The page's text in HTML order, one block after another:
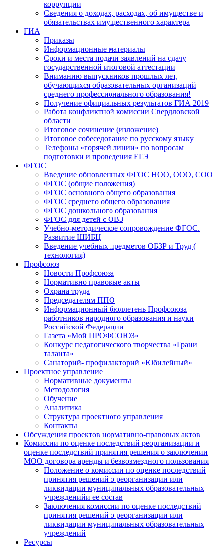
коррупции
Сведения о доходах, расходах, об имуществе и
обязательствах имущественного характера
ГИА
Приказы
Информационные материалы
Сроки и места подачи заявлений на сдачу
государственной итоговой аттестации
Вниманию выпускников прошлых лет,
обучающихся образовательных организаций
среднего профессионального образования!
Получение официальных результатов ГИА 2019
Работа конфликтной комиссии Свердловской
области
Итоговое сочинение (изложение)
Итоговое собеседование по русскому языку
Телефоны «горячей линии» по вопросам
подготовки и проведения ЕГЭ
ФГОС
Введение обновленных ФГОС НОО, ООО, СОО
ФГОС (общие положения)
ФГОС основного общего образования
ФГОС среднего общего образования
ФГОС дошкольного образования
ФГОС для детей с ОВЗ
Учебно-методическое сопровождение ФГОС.
Развитие ШИБЦ
Введение учебных предметов ОБЗР и Труд (
технология)
Профсоюз
Новости Профсоюза
Нормативно правовые акты
Охрана труда
Председателям ППО
Информационный бюллетень Профсоюза
работников народного образования и науки
Российской Федерации
Газета «Мой ПРОФСОЮЗ»
Конкурс педагогического творчества «Грани
таланта»
Санаторий- профилакторий «Юбилейный»
Проектное управление
Нормативные документы
Методология
Обучение
Аналитика
Структура проектного управления
Контакты
Обсуждения проектов нормативно-правовых актов
Комиссии по оценке последствий реорганизации и
оценке последствий принятия решения о заключении
МОО договора аренды и безвозмездного пользования
Положение о комиссии по оценке последствий
принятия решений о реорганизации или
ликвидации муниципальных образовательных
учрежденийи ее состав
Заключения комиссии по оценке последствий
принятия решений о реорганизации или
ликвидации муниципальных образовательных
учреждений
Ресурсы